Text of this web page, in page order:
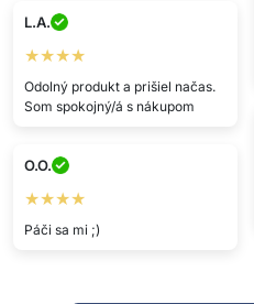
L.A.
★★★★
Odolný produkt a prišiel načas.
Som spokojný/á s nákupom
O.O.
★★★★
Páči sa mi ;)